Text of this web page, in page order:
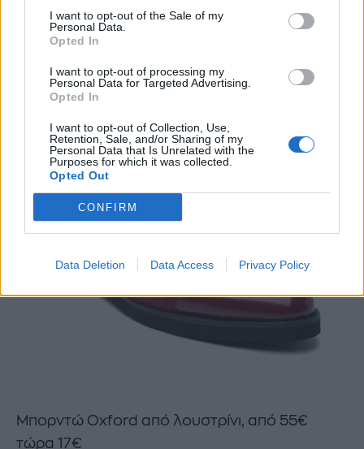
I want to opt-out of the Sale of my
Personal Data.
Opted In
I want to opt-out of processing my
Personal Data for Targeted Advertising.
Opted In
I want to opt-out of Collection, Use,
Retention, Sale, and/or Sharing of my
Personal Data that Is Unrelated with the
Purposes for which it was collected.
Opted Out
CONFIRM
Data Deletion Data Access Privacy Policy
Μπορντώ Oxford από λουστρίνι, από 55€
τώρα 17€